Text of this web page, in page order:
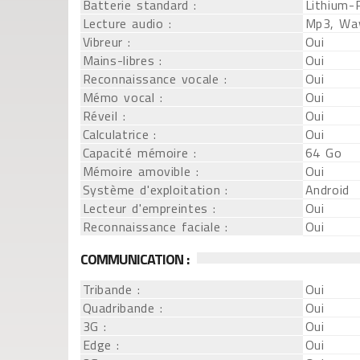
Batterie standard :
Lithium-
Lecture audio :
Mp3,
Vibreur :
Oui
Mains-libres :
Oui
Reconnaissance vocale :
Oui
Mémo vocal :
Oui
Réveil :
Oui
Calculatrice :
Oui
Capacité mémoire :
64 Go
Mémoire amovible :
Oui
Système d'exploitation :
Android
Lecteur d'empreintes :
Oui
Reconnaissance faciale :
Oui
COMMUNICATION :
Tribande :
Oui
Quadribande :
Oui
3G :
Oui
Edge :
Oui